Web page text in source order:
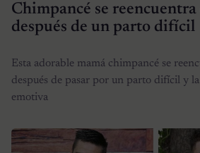
Chimpancé se reencuentra
después de un parto difícil
Esta adorable mamá chimpancé se
después de pasar por un parto difícil y la
emotiva